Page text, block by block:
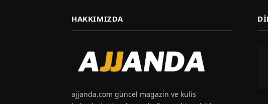
HAKKIMIZDA
ajjanda.com güncel magazin ve kulis